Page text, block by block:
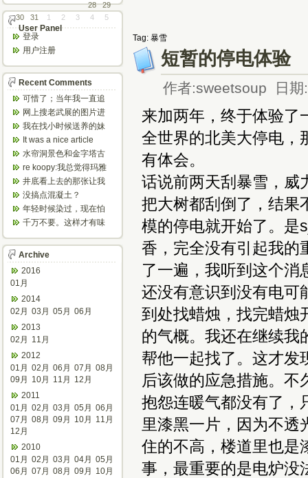
Tag: 暴雪
短暂的停电体验
作者:sweetsoup 日期
来加两年，终于体验了
全世界的北美大停电，
有体会。
话说前两天刮暴雪，威
把大树都刮倒了，结果
模的停电就开始了。是
香，完全没有引起我的
了一遍，我听到这个消
还没有意识到没有电可
到处找蜡烛，找完蜡烛
的气概。我还在继续我
帮他一起找了。这才发
后该做的应急措施。不
抱怨连暖气都没有了，
里漆黑一片，因为不透
住的不高，楼道里也是
事，最重要的是电炉没
28
29
30
31 1 2 3 4 5
User Panel
登录
用户注册
Recent Comments
可惜了；当年我一直追
着这个，看博主夫妇一
步步在多伦...
网上搜老武展的图片进
来了，一晃是你十年前
的帖子，时...
我在找小时候送养的妹
妹，有人QQ找我说找到
了匹配的...
It was a nice article
and...
水帘洞景色和金字塔古
迹都不错。
re koopy:我总觉得玛雅
人见过外星人。不然哪...
井底看上去的那张让我
想起了蝙蝠侠。。下棋
那张会不会...
没搞点混凝土？
年轻时候染过，现在怕
伤头发不敢染了。不过
千万不要。这样才有味
气场。
Archive
2016
01月
2014
02月 03月 05月 06月
2013
02月
11月
2012
01月 02月 06月 07月 08月
09月
10月 11月
12月
2011
01月 02月 03月 05月 06月
07月 08月 09月 10月
11月
12月
2010
01月 02月 03月 04月 05月
06月 07月 08月 09月
10月